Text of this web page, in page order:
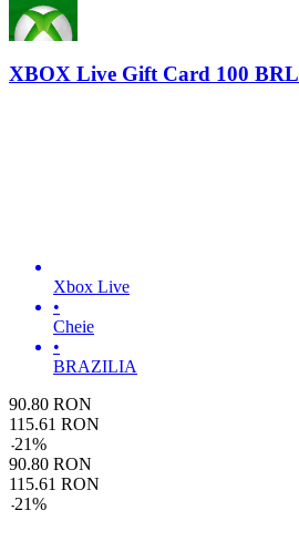
XBOX Live Gift Card 100 BRL
Xbox Live
•
Cheie
•
BRAZILIA
90.80 RON
115.61 RON
-21%
90.80 RON
115.61 RON
-21%